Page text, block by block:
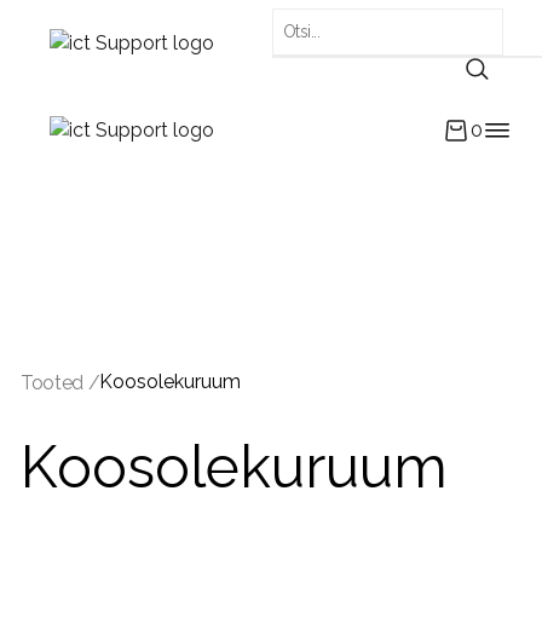
0
Tooted /Koosolekuruum
Koosolekuruum